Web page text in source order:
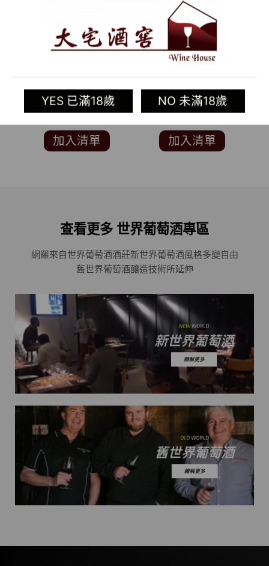
YES 已滿18歲 NO 未滿18歲
ESTATE SAUVIGNON
BLANC (知名葡萄酒評
WINE SPECTATOR 90
分)
加入清單
RE:FIND RYE
加入清單
查看更多 世界葡萄酒專區
網羅來自世界葡萄酒酒莊新世界葡萄酒風格多變自由
舊世界葡萄酒釀造技術所延伸